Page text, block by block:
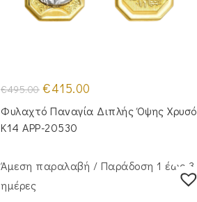
€495.00 Original
price
was:
€495.00.
€415.00
τιμή
είναι:
Φυλαχτό Παναγία Διπλής Όψης Χρυσό
Κ14 APP-20530
Άμεση παραλαβή / Παράδoση 1 έως 3
ημέρες